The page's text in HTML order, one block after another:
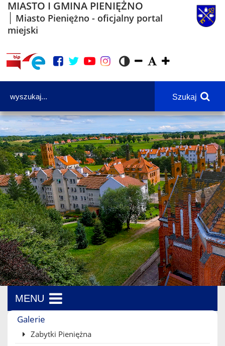
MIASTO I GMINA PIENIĘŻNO
Miasto Pieniężno - oficjalny portal
miejski
Szukaj
MENU
Menu boczne
Galerie
Zabytki Pieniężna